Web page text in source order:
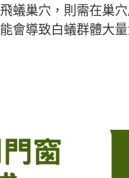
蟻巢穴，則需在巢
會導致白蟻群體大